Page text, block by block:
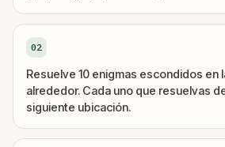
02
Resuelve 10 enigmas escondidos en
alrededor. Cada uno que resuelvas
siguiente ubicación.